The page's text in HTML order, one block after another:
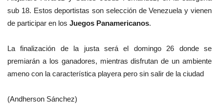
sub 18. Estos deportistas son selección de Venezuela y vienen
de participar en los Juegos Panamericanos.
La finalización de la justa será el domingo 26 donde se
premiarán a los ganadores, mientras disfrutan de un ambiente
ameno con la característica playera pero sin salir de la ciudad
(Andherson Sánchez)